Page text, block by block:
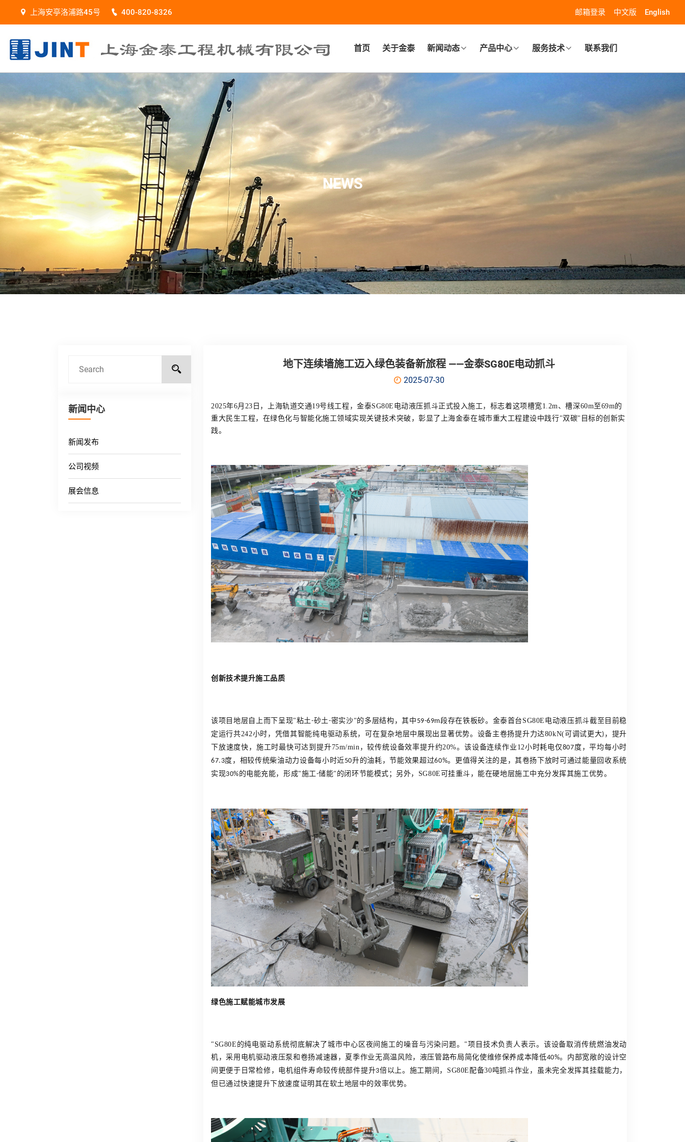
上海安亭洛浦路45号 400-820-8326 邮箱登录 中文版 English
首页 关于金泰 新闻动态 产品中心 服务技术 联系我们
NEWS
新闻中心
新闻发布
公司视频
展会信息
地下连续墙施工迈入绿色装备新旅程 ——金泰SG80E电动抓斗
2025-07-30
2025年6月23日，上海轨道交通19号线工程，金泰SG80E电动液压抓斗正式投入施工，标志着这项槽宽1.2m、槽深60m至69m的
重大民生工程，在绿色化与智能化施工领域实现关键技术突破，彰显了上海金泰在城市重大工程建设中践行"双碳"目标的创新实
践。
创新技术提升施工品质
该项目地层自上而下呈现"粘土-砂土-密实沙"的多层结构，其中 59-69m段存在铁板砂。 金泰首台 SG80E 电动液压抓斗截至目前稳
定运行共242小时，凭借其智能纯电驱动系统，可在复杂地层中展现出显著优势。设备主卷扬提升力达80kN( 可调试更大) ，提升
下放速度快，施工时最快可达到提升75m/min ，较传统设备效率提升约20%。该设备连续作业 12小时耗电仅807度，平均每小时
67.3度，相较传统柴油动力设备每小时近50升的油耗，节能效果超过60%。更值得关注的是，其卷扬下放时可通过能量回收系统
实现30%的电能充能，形成"施工-储能" 的闭环节能模式 ； 另外， SG80E 可挂重斗 ，能在硬地层施工中充分发挥其施工优势。
绿色施工赋能城市发展
"SG80E 的纯电驱动系统彻底解决了城市中心区夜间施工的噪音与污染问题。 "项目技术负责人表示。该设备取消传统燃油发动
机，采用电机驱动液压泵和卷扬减速器，夏季作业无高温风险，液压管路布局简化使维修保养成本降低40%。内部宽敞的设计空
间更便于日常检修，电机组件寿命较传统部件提升3倍以上。施工期间，SG80E 配备30 吨抓斗作业，虽未完全发挥其挂载能力，
但已通过快速提升下放速度证明其在软土地层中的效率优势。